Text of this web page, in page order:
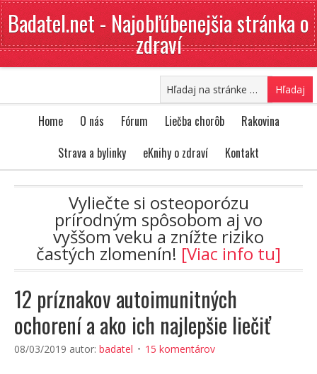
Badatel.net - Najobľúbenejšia stránka o
zdraví
Home O nás Fórum Liečba chorôb
Rakovina
Strava a bylinky
eKnihy o zdraví Kontakt
Vyliečte si osteoporózu
prírodným spôsobom aj vo
vyššom veku a znížte riziko
častých zlomenín! [Viac info tu]
12 príznakov autoimunitných
ochorení a ako ich najlepšie liečiť
08/03/2019 autor: badatel 15 komentárov